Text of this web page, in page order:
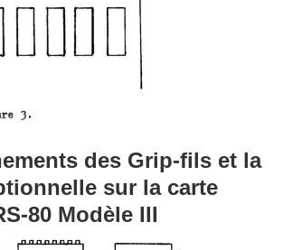
des Grip-fils et la
sur la carte
80 Modèle III